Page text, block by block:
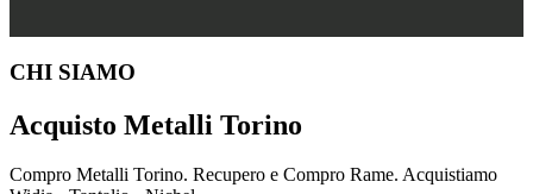
Footer
CHI SIAMO
Acquisto Metalli Torino
Compro Metalli Torino. Recupero e Compro Rame. Acquistiamo